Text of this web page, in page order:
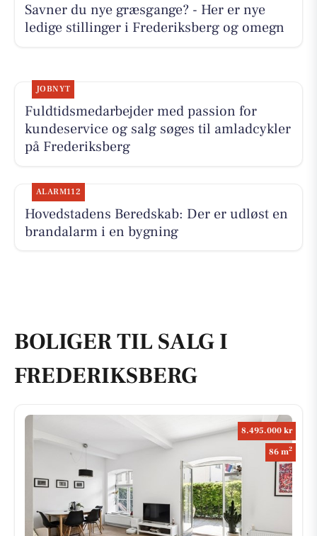
Savner du nye græsgange? - Her er nye
ledige stillinger i Frederiksberg og omegn
JOBNYT
Fuldtidsmedarbejder med passion for
kundeservice og salg søges til amladcykler
på Frederiksberg
ALARM112
Hovedstadens Beredskab: Der er udløst en
brandalarm i en bygning
BOLIGER TIL SALG I
FREDERIKSBERG
8.495.000 kr
86 m2